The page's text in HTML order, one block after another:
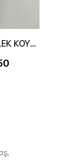
COLOR %100 KETEN KISA GÖMLEK KOYU YEŞİL
,